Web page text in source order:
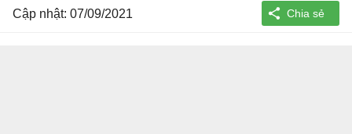
Cập nhật: 07/09/2021